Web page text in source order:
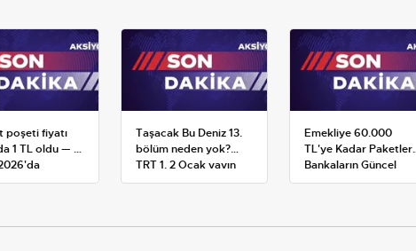
poşeti fiyatı
1 TL oldu — 1
giren tarife
Taşacak Bu Deniz 13.
bölüm neden yok?
TRT 1, 2 Ocak yayın
planını değiştirdi
Emekliye 60.000
TL'ye Kadar Paketler:
Bankaların Güncel
Promosyon ve Ek